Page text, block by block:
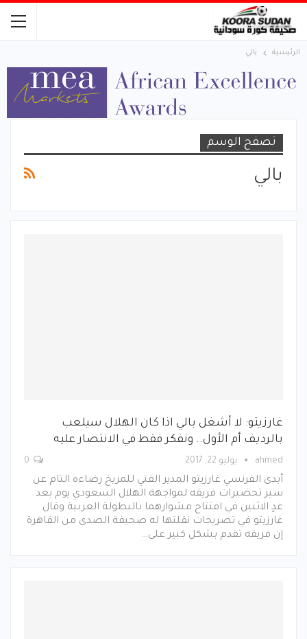
الرئيسية بالي
تصفح الوسم
بالي
غارزيتو: لا أشغل بالي اذا كان الهلال سيلعب
بالرديف أم الأول.. ونفكر فقط في الانتصار عليه
ahmed يوليو 22, 2017
أبدى الفرنسي غارزيتو المدير الفني للمريخ رضاءه التام عن
سير تحضيرات فريقه لمواجهة الهلال السعودي يوم بعد
غدٍ الاثنين في افتتاح مشوارهما بالبطولة العربية وقال
غارزيتو في تصريحات نقلتها له صحيفة الصدى من القاهرة
إن فريقه تقدم بشكل كبير على…